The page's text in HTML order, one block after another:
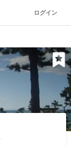
ログイン